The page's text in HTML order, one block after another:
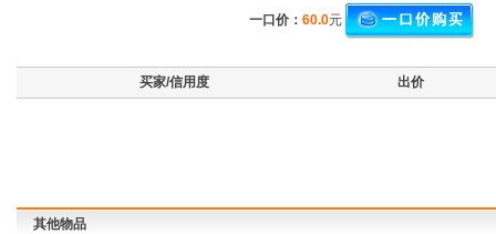
一口价： 60.0元
买家/信用度 出价
其他物品